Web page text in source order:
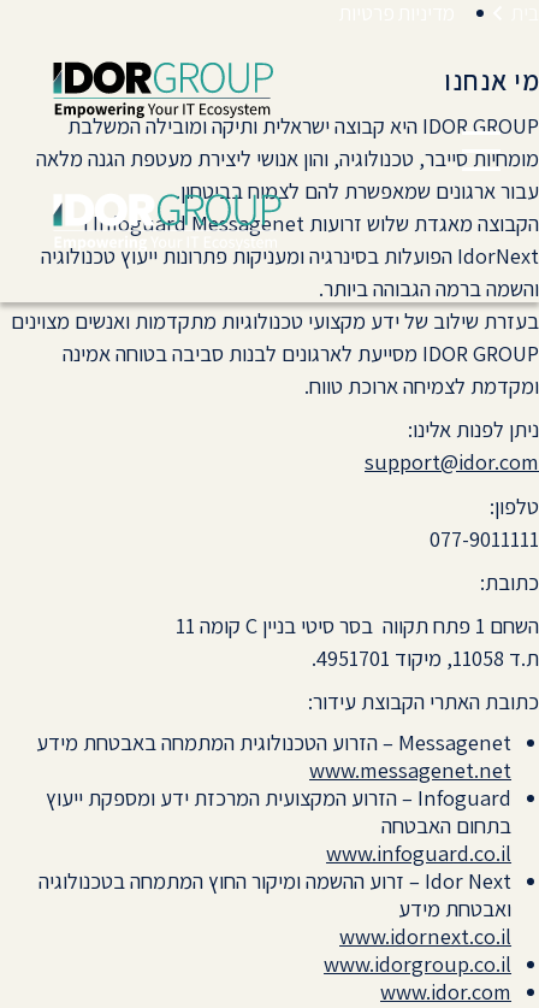
מי אנחנו
IDOR GROUP היא קבוצה ישראלית ותיקה ומובילה המשלבת
מומחיות סייבר, טכנולוגיה, והון אנושי ליצירת מעטפת הגנה מלאה
עבור ארגונים שמאפשרת להם לצמוח בביטחון.
הקבוצה מאגדת שלוש זרועות Infoguard Messagenet ו
IdorNext הפועלות בסינרגיה ומעניקות פתרונות ייעוץ טכנולוגיה
והשמה ברמה הגבוהה ביותר.
בעזרת שילוב של ידע מקצועי טכנולוגיות מתקדמות ואנשים מצוינים
IDOR GROUP מסייעת לארגונים לבנות סביבה בטוחה אמינה
ומקדמת לצמיחה ארוכת טווח.
ניתן לפנות אלינו:
support@idor.com
טלפון:
077-9011111
כתובת:
השחם 1 פתח תקווה בסר סיטי בניין C קומה 11
ת.ד 11058, מיקוד 4951701.
כתובת האתרי הקבוצת עידור:
Messagenet – הזרוע הטכנולוגית המתמחה באבטחת מידע
www.messagenet.net
Infoguard – הזרוע המקצועית המרכזת ידע ומספקת ייעוץ
בתחום האבטחה
www.infoguard.co.il
Idor Next – זרוע ההשמה ומיקור החוץ המתמחה בטכנולוגיה
ואבטחת מידע
www.idornext.co.il
www.idorgroup.co.il
www.idor.com